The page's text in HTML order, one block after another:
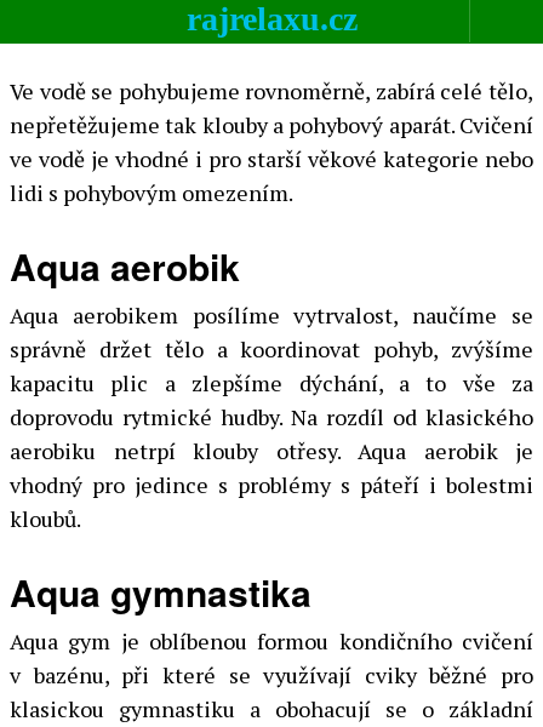
rajrelaxu.cz
Ve vodě se pohybujeme rovnoměrně, zabírá celé tělo,
nepřetěžujeme tak klouby a pohybový aparát. Cvičení
ve vodě je vhodné i pro starší věkové kategorie nebo
lidi s pohybovým omezením.
Aqua aerobik
Aqua aerobikem posílíme vytrvalost, naučíme se
správně držet tělo a koordinovat pohyb, zvýšíme
kapacitu plic a zlepšíme dýchání, a to vše za
doprovodu rytmické hudby. Na rozdíl od klasického
aerobiku netrpí klouby otřesy. Aqua aerobik je
vhodný pro jedince s problémy s páteří i bolestmi
kloubů.
Aqua gymnastika
Aqua gym je oblíbenou formou kondičního cvičení
v bazénu, při které se využívají cviky běžné pro
klasickou gymnastiku a obohacují se o základní